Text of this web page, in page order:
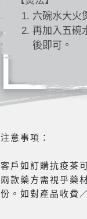
六碗水大火
再加入五碗
後即可。
注意事項：
客戶如訂購抗疫茶
兩款藥方需視乎藥
份。如對產品收費